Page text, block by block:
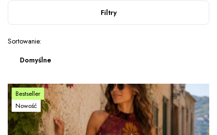
Filtry
Lista produktów
Sortowanie:
Domyślne
Bestseller
Nowość